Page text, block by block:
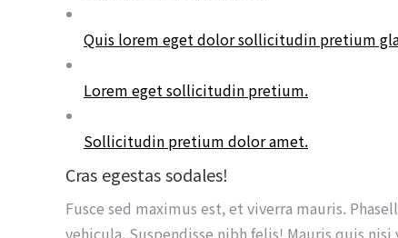
Quis lorem eget dolor sollicitudin pretium
Lorem eget sollicitudin pretium.
Sollicitudin pretium dolor amet.
Cras egestas sodales!
Fusce sed maximus est, et viverra mauris.
vehicula. Suspendisse nibh felis! Mauris quis